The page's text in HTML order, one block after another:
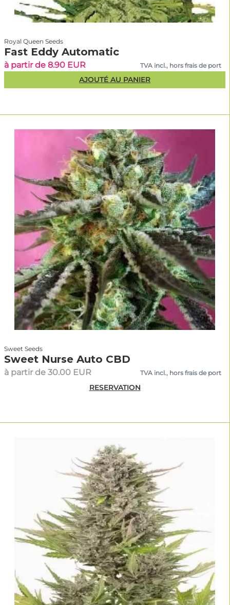
Royal Queen Seeds
Fast Eddy Automatic
à partir de 8.90 EUR TVA incl., hors frais de port
AJOUTÉ AU PANIER
Sweet Seeds
Sweet Nurse Auto CBD
à partir de 30.00 EUR TVA incl., hors frais de port
RESERVATION